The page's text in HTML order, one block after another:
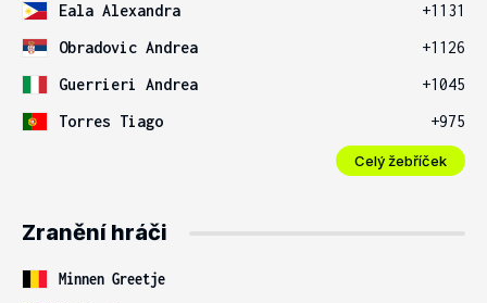
Eala Alexandra
+1131
Obradovic Andrea
+1126
Guerrieri Andrea
+1045
Torres Tiago
+975
Celý žebříček
Zranění hráči
Minnen Greetje